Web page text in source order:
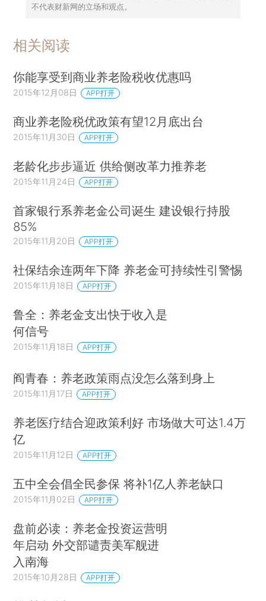
不代表财新网的立场和观点。
相关阅读
你能享受到商业养老险税收优惠吗
2015年12月08日 APP打开
商业养老险税优政策有望12月底出台
2015年11月30日 APP打开
老龄化步步逼近 供给侧改革力推养老
2015年11月24日 APP打开
首家银行系养老金公司诞生 建设银行持股
85%
2015年11月20日 APP打开
社保结余连两年下降 养老金可持续性引警惕
2015年11月18日 APP打开
鲁全：养老金支出快于收入是
何信号
2015年11月18日 APP打开
阎青春：养老政策雨点没怎么落到身上
2015年11月17日 APP打开
养老医疗结合迎政策利好 市场做大可达1.4万
亿
2015年11月12日 APP打开
五中全会倡全民参保 将补1亿人养老缺口
2015年11月02日 APP打开
盘前必读：养老金投资运营明
年启动 外交部谴责美军舰进
入南海
2015年10月28日 APP打开